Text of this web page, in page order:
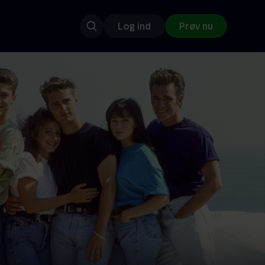
Log ind Prøv nu